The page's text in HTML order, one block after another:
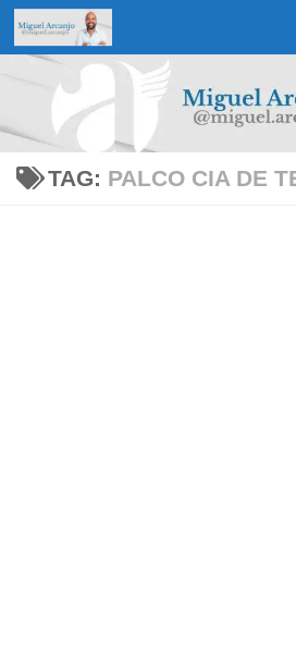
Skip to content
TAG: PALCO CIA DE